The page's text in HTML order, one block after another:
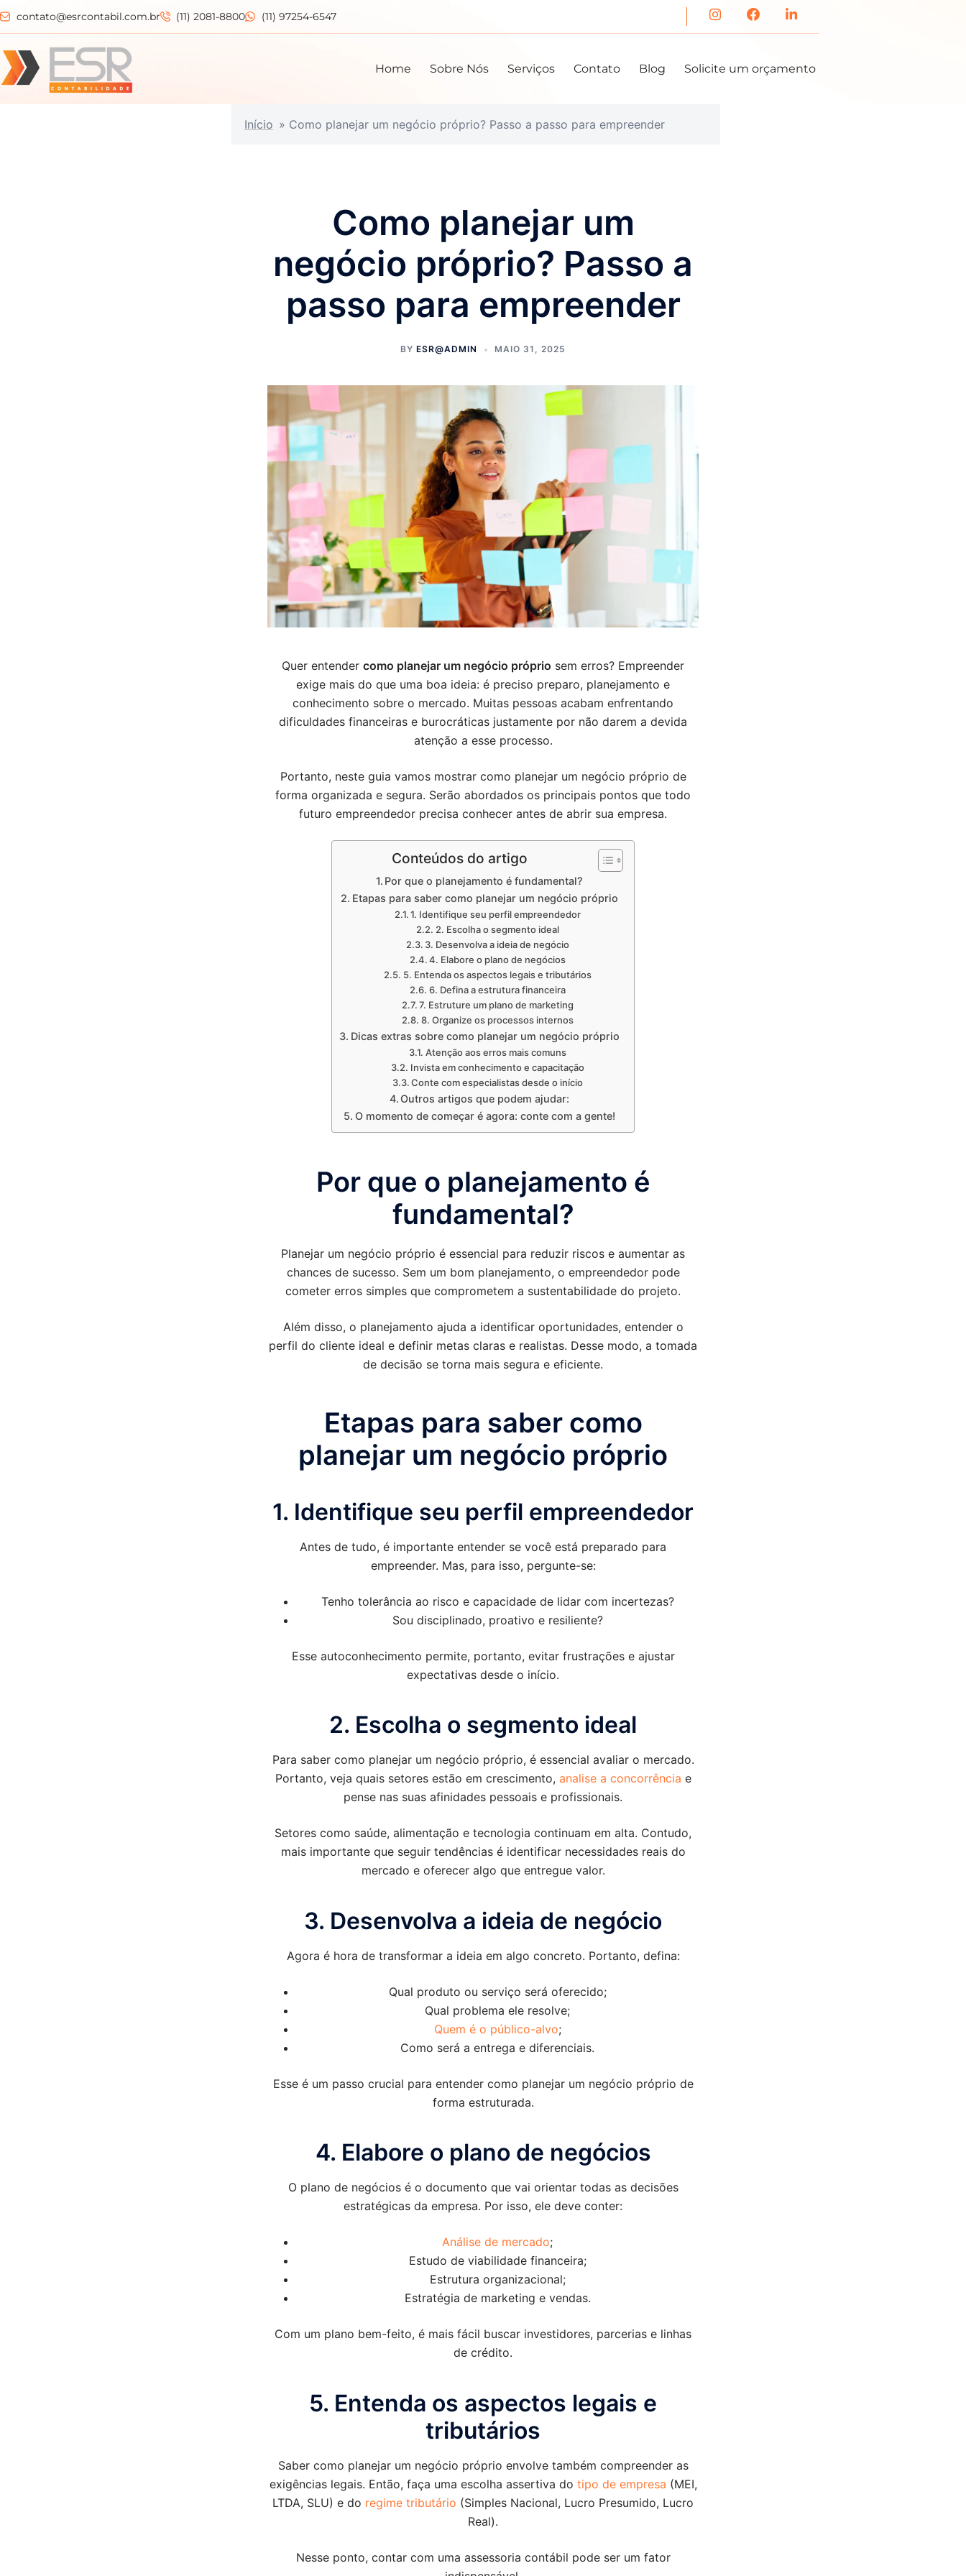
contato@esrcontabil.com.br (11) 2081-8800 (11) 97254-6547
Home Sobre Nós Serviços Contato Blog Solicite um orçamento
Início » Como planejar um negócio próprio? Passo a passo para empreender
Como planejar um
negócio próprio? Passo a
passo para empreender
BY ESR@ADMIN MAIO 31, 2025
Quer entender como planejar um negócio próprio sem erros? Empreender
exige mais do que uma boa ideia: é preciso preparo, planejamento e
conhecimento sobre o mercado. Muitas pessoas acabam enfrentando
dificuldades financeiras e burocráticas justamente por não darem a devida
atenção a esse processo.
Portanto, neste guia vamos mostrar como planejar um negócio próprio de
forma organizada e segura. Serão abordados os principais pontos que todo
futuro empreendedor precisa conhecer antes de abrir sua empresa.
Conteúdos do artigo
Por que o planejamento é fundamental?
Etapas para saber como planejar um negócio próprio
1. Identifique seu perfil empreendedor
2. Escolha o segmento ideal
3. Desenvolva a ideia de negócio
4. Elabore o plano de negócios
5. Entenda os aspectos legais e tributários
6. Defina a estrutura financeira
7. Estruture um plano de marketing
8. Organize os processos internos
Dicas extras sobre como planejar um negócio próprio
Atenção aos erros mais comuns
Invista em conhecimento e capacitação
Conte com especialistas desde o início
Outros artigos que podem ajudar:
O momento de começar é agora: conte com a gente!
Por que o planejamento é
fundamental?
Planejar um negócio próprio é essencial para reduzir riscos e aumentar as
chances de sucesso. Sem um bom planejamento, o empreendedor pode
cometer erros simples que comprometem a sustentabilidade do projeto.
Além disso, o planejamento ajuda a identificar oportunidades, entender o
perfil do cliente ideal e definir metas claras e realistas. Desse modo, a tomada
de decisão se torna mais segura e eficiente.
Etapas para saber como
planejar um negócio próprio
1. Identifique seu perfil empreendedor
Antes de tudo, é importante entender se você está preparado para
empreender. Mas, para isso, pergunte-se:
Tenho tolerância ao risco e capacidade de lidar com incertezas?
Sou disciplinado, proativo e resiliente?
Esse autoconhecimento permite, portanto, evitar frustrações e ajustar
expectativas desde o início.
2. Escolha o segmento ideal
Para saber como planejar um negócio próprio, é essencial avaliar o mercado.
Portanto, veja quais setores estão em crescimento, analise a concorrência e
pense nas suas afinidades pessoais e profissionais.
Setores como saúde, alimentação e tecnologia continuam em alta. Contudo,
mais importante que seguir tendências é identificar necessidades reais do
mercado e oferecer algo que entregue valor.
3. Desenvolva a ideia de negócio
Agora é hora de transformar a ideia em algo concreto. Portanto, defina:
Qual produto ou serviço será oferecido;
Qual problema ele resolve;
Quem é o público-alvo;
Como será a entrega e diferenciais.
Esse é um passo crucial para entender como planejar um negócio próprio de
forma estruturada.
4. Elabore o plano de negócios
O plano de negócios é o documento que vai orientar todas as decisões
estratégicas da empresa. Por isso, ele deve conter:
Análise de mercado;
Estudo de viabilidade financeira;
Estrutura organizacional;
Estratégia de marketing e vendas.
Com um plano bem-feito, é mais fácil buscar investidores, parcerias e linhas
de crédito.
5. Entenda os aspectos legais e
tributários
Saber como planejar um negócio próprio envolve também compreender as
exigências legais. Então, faça uma escolha assertiva do tipo de empresa (MEI,
LTDA, SLU) e do regime tributário (Simples Nacional, Lucro Presumido, Lucro
Real).
Nesse ponto, contar com uma assessoria contábil pode ser um fator